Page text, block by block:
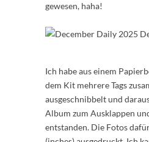
gewesen, haha!
Ich habe aus einem
dem Kit mehrere Tags
ausgeschnibbelt und
Album zum Ausklappen
entstanden. Die Fotos